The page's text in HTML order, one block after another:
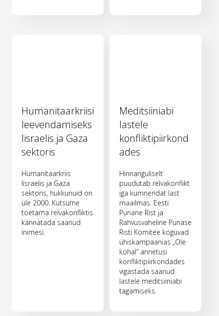
Humanitaarkriisi
leevendamiseks
Iisraelis ja Gaza
sektoris
Humanitaarkriis
Iisraelis ja Gaza
sektoris, hukkunuid on
üle 2000. Kutsume
toetama relvakonfliktis
kannatada saanud
inimesi.
Meditsiiniabi
lastele
konfliktipiirkond
ades
Hinnanguliselt
puudutab relvakonflikt
iga kümnendat last
maailmas. Eesti
Punane Rist ja
Rahvusvaheline Punase
Risti Komitee koguvad
ühiskampaanias „Ole
kohal“ annetusi
konfliktipiirkondades
vigastada saanud
lastele meditsiiniabi
tagamiseks.